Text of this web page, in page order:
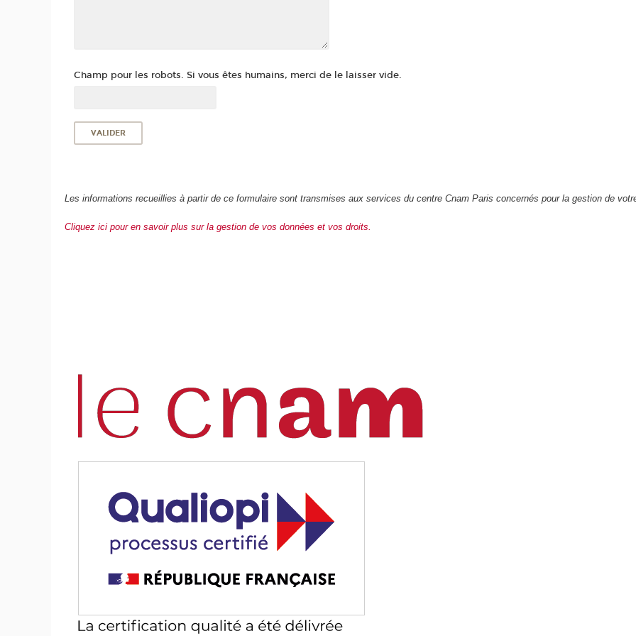
Champ pour les robots. Si vous êtes humains, merci de le laisser vide.
Les informations recueillies à partir de ce formulaire sont transmises aux services du centre Cnam Paris concernés pour la gestion de
Cliquez ici pour en savoir plus sur la gestion de vos données et vos droits.